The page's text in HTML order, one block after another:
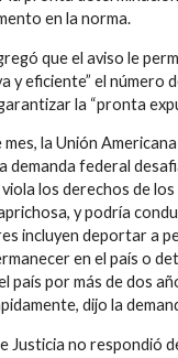
en la norma.
que el aviso le
y eficiente” el número
la “pronta
la Unión
demanda federal
los derechos de los
y podría
incluyen deportar a
en el país o
país por más de dos
dijo la
Justicia no respondió